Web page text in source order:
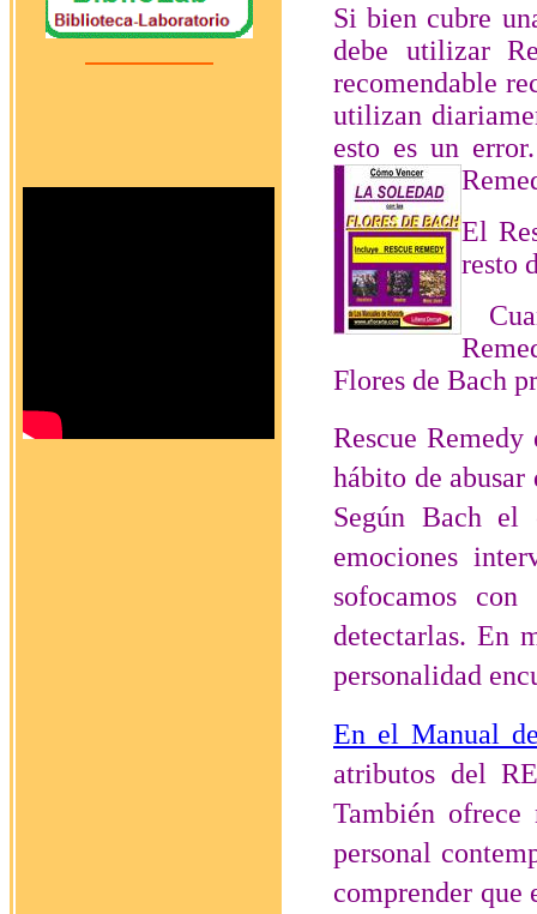
Si bien cubre
debe utilizar
recomendable
utilizan
esto es un
El
resto
Flores de Bach
Rescue
hábito de
Según Bach el
emociones
sofocamos
detectarlas. En
personalidad
En el Manual
atributos del
También ofrece
personal
comprender que